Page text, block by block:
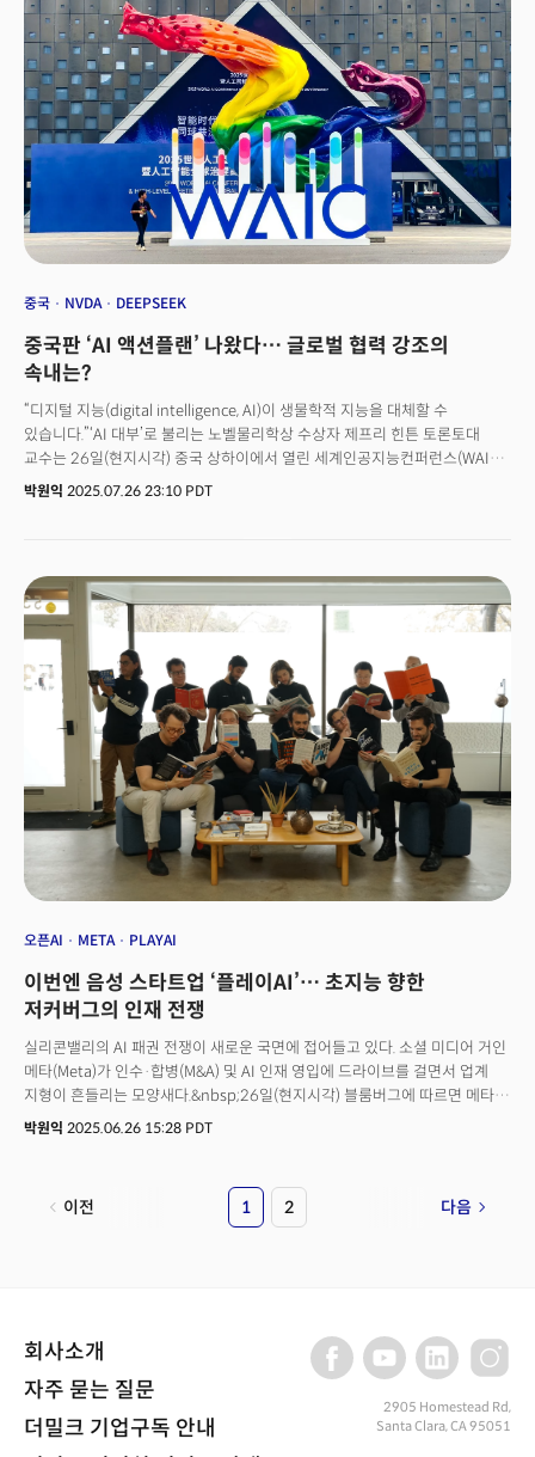
중국 NVDA DEEPSEEK
중국판 ‘AI 액션플랜’ 나왔다… 글로벌 협력 강조의
속내는?
“디지털 지능(digital intelligence, AI)이 생물학적 지능을 대체할 수
있습니다.”‘AI 대부’로 불리는 노벨물리학상 수상자 제프리 힌튼 토론토대
교수는 26일(현지시각) 중국 상하이에서 열린 세계인공지능컨퍼런스(WAIC)
기조연설에서 “디지털 지능은 인간보다 수십억 배 빠르게 지식을 전파할 수
확대하는 전 세계의 움직임은 이런 상황을 가속하고 있다. ‘호랑이 새끼’ 같은
AI가 인간을 해치지 않고 지배자가 아닌 조력자로 행동하도록 훈련하는
방법을 찾아야 한다는 게 그의 주장이다. 힌튼 교수는 어떻게 하면 선한 AI를
만들 수 있는지 각국이 연구하고, 이렇게 축적한 경험과 결과를 국제
네트워크를 통해 전 세계와 공유할 필요가 있다고 했다. 이를 위해 구체적으로
모든 주요 AI 강국이 ‘국제 보안 네트워크’ 기관을 구축하는 방안을 고려해야
한다고 제안했다. 이는 이번 WAIC에서 ‘글로벌 AI 거버넌스(governance)’의
새로운 설계자를 자처한 중국의 구상과 궤를 같이 한다. 표면적으로 글로벌
협치를 제시한 중국은 미국 중심의 AI 헤게모니를 흔들겠다는 야심을
드러냈다. 특히 지난 23일 미국 정부가 발표한 미국 중심의 AI 정책 구상 ‘AI
액션 플랜(America's AI Action Plan)’과 정면으로 배치된다는 점이 주목을
끈다. 중국이 다자주의를 앞세운 것은 이미 기술 패권을 쥐고 있는 미국에
도전하기 위한 명분 쌓기라는 게 업계의 관측이다. 마치 중국 주요 기술
기업들이 첨단 AI 모델을 오픈 소스로 공개, 폐쇄형 모델을 보유한 미국 AI
표준, 동맹, 핵심 가치를 누가 주도할 것인가를 둘러싼 지정학적 총력전의
새로운 세계 질서
박원익 2025.07.26 23:10 PDT
오픈AI META PLAYAI
이번엔 음성 스타트업 ‘플레이AI’… 초지능 향한
저커버그의 인재 전쟁
실리콘밸리의 AI 패권 전쟁이 새로운 국면에 접어들고 있다. 소셜 미디어 거인
메타(Meta)가 인수·합병(M&A) 및 AI 인재 영입에 드라이브를 걸면서 업계
지형이 흔들리는 모양새다.&nbsp;26일(현지시각) 블룸버그에 따르면 메타는
인간의 목소리를 정교하게 복제하고 생성하는 기술을 보유한 AI 스타트업
스케일AI(Scale AI) 사례처럼 플레이AI의 기술과 핵심 인력을 메타로
흡수하는 ‘애퀴-하이어링(Acqui-hiring)’ 형태가 될 것이란 관측이 나온다.
통한 기술 격차 해소라는 목표를 수립, 전방위적인 공세를 펼치고 있는 것이다.
특히 ‘초지능(Superintelligence)’, 즉 인간의 지능을 모든 면에서 뛰어넘는
범용인공지능(AGI) 개발 경쟁에서 우위를 점하기 위한 행보라는 분석이
지배적이다.
박원익 2025.06.26 15:28 PDT
이전 1 2 다음
회사소개
자주 묻는 질문
더밀크 기업구독 안내
2905 Homestead Rd,
Santa Clara, CA 95051